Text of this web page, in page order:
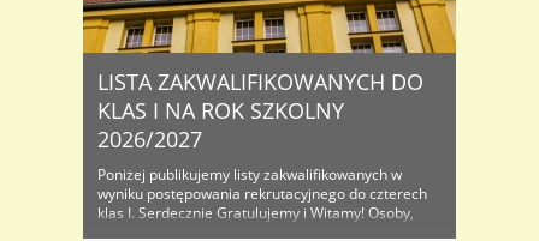
LISTA ZAKWALIFIKOWANYCH DO
KLAS I NA ROK SZKOLNY
2026/2027
Poniżej publikujemy listy zakwalifikowanych w
wyniku postępowania rekrutacyjnego do czterech
klas I. Serdecznie Gratulujemy i Witamy! Osoby,